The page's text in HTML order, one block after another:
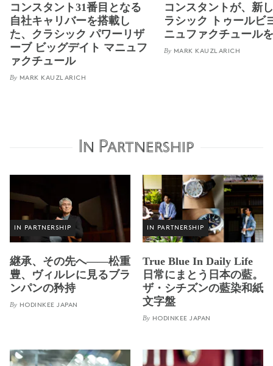
コンスタント31番目となる
自社キャリバーを搭載し
た、クラシック パワーリザ
ーブ ビッグデイト マニュフ
ァクチュール
By MARK KAUZLARICH
コンスタントが、新
ラシック トゥールビ
ニュファクチュール
By MARK KAUZLARICH
In Partnership
IN PARTNERSHIP
継承、その先へ——松重
豊、ヴィルレに見るブラ
ンパンの矜持
By HODINKEE JAPAN
IN PARTNERSHIP
True Blue In Daily Life
日常にまとう日本の藍。
ザ・シチズンの藍染和紙
文字盤
By HODINKEE JAPAN